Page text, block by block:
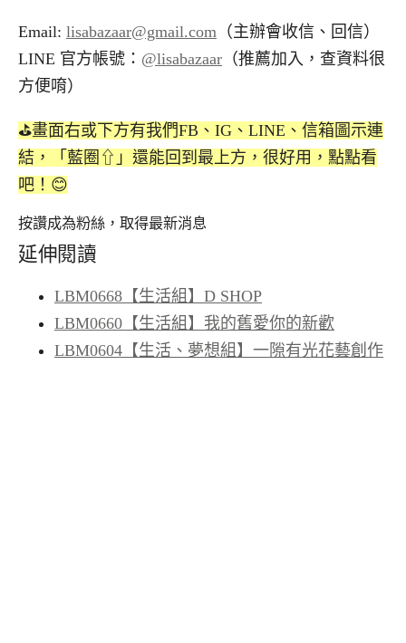
Email: lisabazaar@gmail.com （主辦會收信、回信）
LINE 官方帳號： @lisabazaar （推薦加入，查資料很
方便唷）
⛳️畫面右或下方有我們FB、IG、LINE、信箱圖示連
結，「藍圈⇧」還能回到最上方，很好用，點點看
吧！😊
按讚成為粉絲，取得最新消息
延伸閱讀
LBM0668【生活組】D SHOP
LBM0660【生活組】我的舊愛你的新歡
LBM0604【生活、夢想組】一隙有光花藝創作